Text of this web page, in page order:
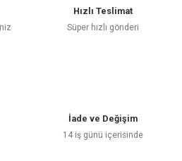
Hızlı Teslimat
Süper hızlı gönderi
İade ve Değişim
14 iş günü içerisinde